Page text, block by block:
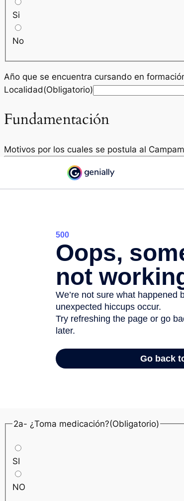
Si
No
Año que se encuentra cursando en
Localidad(Obligatorio)
Fundamentación
Motivos por los cuales se postula al
Ficha Médica
1- Asistencia médica(Obligatorio)
2a- ¿Toma medicación?(Obligatorio)
SI
NO